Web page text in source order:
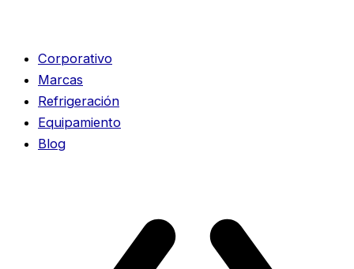
Corporativo
Marcas
Refrigeración
Equipamiento
Blog